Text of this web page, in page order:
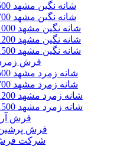
500 شانه نگین مشهد
700 شانه نگین مشهد
1000 شانه نگین مشهد
1200 شانه نگین مشهد
1500 شانه نگین مشهد
فرش
500 شانه زمرد مشهد
700 شانه زمرد مشهد
1200 شانه زمرد مشهد
1500 شانه زمرد مشهد
فرش
فرش
شرکت